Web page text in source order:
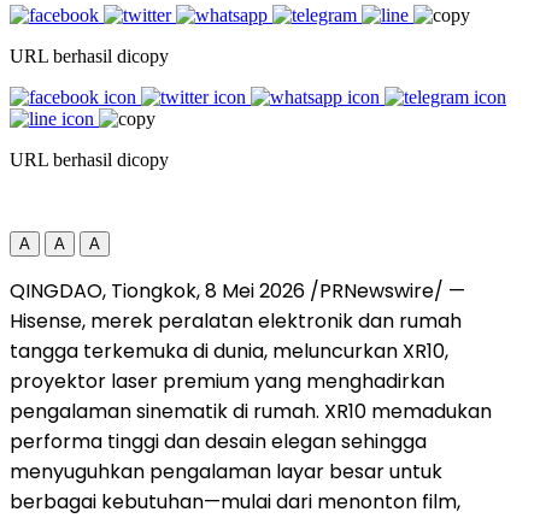
URL berhasil dicopy
URL berhasil dicopy
A A A
QINGDAO, Tiongkok, 8 Mei 2026 /PRNewswire/ —
Hisense, merek peralatan elektronik dan rumah
tangga terkemuka di dunia, meluncurkan XR10,
proyektor laser premium yang menghadirkan
pengalaman sinematik di rumah. XR10 memadukan
performa tinggi dan desain elegan sehingga
menyuguhkan pengalaman layar besar untuk
berbagai kebutuhan—mulai dari menonton film,